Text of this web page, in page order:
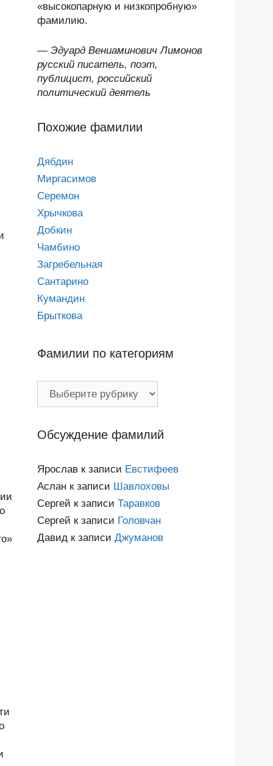
«высокопарную и низкопробную»
фамилию.
— Эдуард Вениаминович Лимонов
русский писатель, поэт,
публицист, российский
политический деятель
Похожие фамилии
Дябдин
Миргасимов
Серемон
Хрычкова
Добкин
Чамбино
Загребельная
Сантарино
Кумандин
Брыткова
Фамилии по категориям
Обсуждение фамилий
Ярослав к записи Евстифеев
Аслан к записи Шавлоховы
Сергей к записи Таравков
Сергей к записи Головчан
Давид к записи Джуманов